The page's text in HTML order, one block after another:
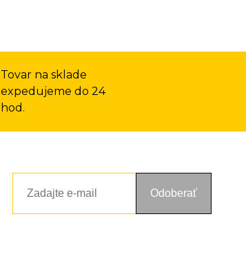
Tovar na sklade
expedujeme do 24
hod.
Odoberať